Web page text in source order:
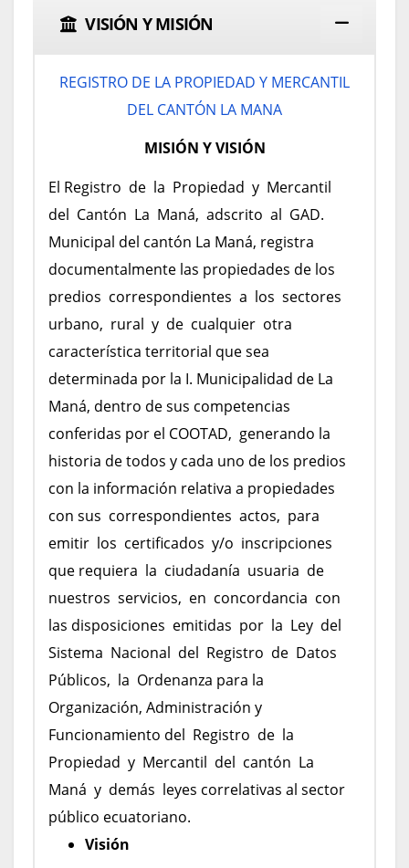
VISIÓN Y MISIÓN
REGISTRO DE LA PROPIEDAD Y MERCANTIL
DEL CANTÓN LA MANA
MISIÓN Y VISIÓN
El Registro de la Propiedad y Mercantil
del Cantón La Maná, adscrito al GAD.
Municipal del cantón La Maná, registra
documentalmente las propiedades de los
predios correspondientes a los sectores
urbano, rural y de cualquier otra
característica territorial que sea
determinada por la I. Municipalidad de La
Maná, dentro de sus competencias
conferidas por el COOTAD, generando la
historia de todos y cada uno de los predios
con la información relativa a propiedades
con sus correspondientes actos, para
emitir los certificados y/o inscripciones
que requiera la ciudadanía usuaria de
nuestros servicios, en concordancia con
las disposiciones emitidas por la Ley del
Sistema Nacional del Registro de Datos
Públicos, la Ordenanza para la
Organización, Administración y
Funcionamiento del Registro de la
Propiedad y Mercantil del cantón La
Maná y demás leyes correlativas al sector
público ecuatoriano.
Visión